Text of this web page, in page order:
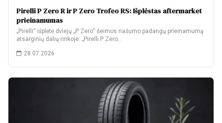
Pirelli P Zero R ir P Zero Trofeo RS: Išplėstas aftermarket
prieinamumas
„Pirelli“ išplėtė dviejų „P Zero“ šeimos našumo padangų prieinamumą
atsarginių dalių rinkoje: „Pirelli P Zero…
28.07.2026